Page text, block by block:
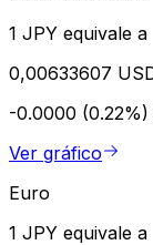
1 JPY equivale a
0,00633607
-0.0000 (0.22%)
Ver gráfico
Euro
1 JPY equivale a